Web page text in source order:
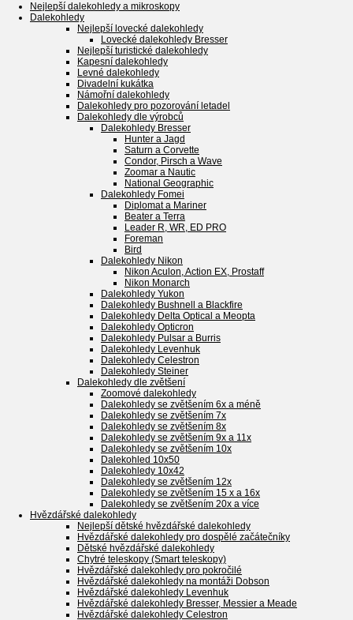
Nejlepší dalekohledy a mikroskopy
Dalekohledy
Nejlepší lovecké dalekohledy
Lovecké dalekohledy Bresser
Nejlepší turistické dalekohledy
Kapesní dalekohledy
Levné dalekohledy
Divadelní kukátka
Námořní dalekohledy
Dalekohledy pro pozorování letadel
Dalekohledy dle výrobců
Dalekohledy Bresser
Hunter a Jagd
Saturn a Corvette
Condor, Pirsch a Wave
Zoomar a Nautic
National Geographic
Dalekohledy Fomei
Diplomat a Mariner
Beater a Terra
Leader R, WR, ED PRO
Foreman
Bird
Dalekohledy Nikon
Nikon Aculon, Action EX, Prostaff
Nikon Monarch
Dalekohledy Yukon
Dalekohledy Bushnell a Blackfire
Dalekohledy Delta Optical a Meopta
Dalekohledy Opticron
Dalekohledy Pulsar a Burris
Dalekohledy Levenhuk
Dalekohledy Celestron
Dalekohledy Steiner
Dalekohledy dle zvětšení
Zoomové dalekohledy
Dalekohledy se zvětšením 6x a méně
Dalekohledy se zvětšením 7x
Dalekohledy se zvětšením 8x
Dalekohledy se zvětšením 9x a 11x
Dalekohledy se zvětšením 10x
Dalekohled 10x50
Dalekohledy 10x42
Dalekohledy se zvětšením 12x
Dalekohledy se zvětšením 15 x a 16x
Dalekohledy se zvětšením 20x a více
Hvězdářské dalekohledy
Nejlepší dětské hvězdářské dalekohledy
Hvězdářské dalekohledy pro dospělé začátečníky
Dětské hvězdářské dalekohledy
Chytré teleskopy (Smart teleskopy)
Hvězdářské dalekohledy pro pokročilé
Hvězdářské dalekohledy na montáži Dobson
Hvězdářské dalekohledy Levenhuk
Hvězdářské dalekohledy Bresser, Messier a Meade
Hvězdářské dalekohledy Celestron